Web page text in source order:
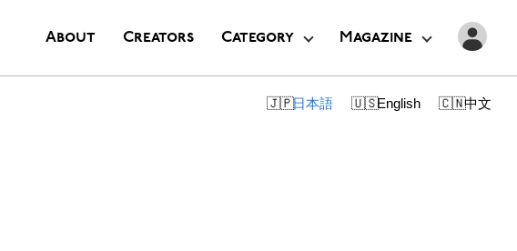
About Creators Category Magazine
English
日本語 中文